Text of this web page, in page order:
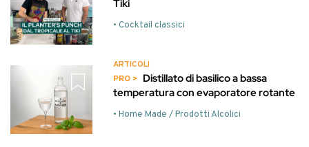
Tiki
• Cocktail classici
ARTICOLI
Distillato di basilico a bassa
temperatura con evaporatore rotante
• Home Made / Prodotti Alcolici